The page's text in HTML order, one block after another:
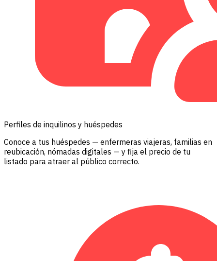
Perfiles de inquilinos y huéspedes
Conoce a tus huéspedes — enfermeras viajeras, familias en
reubicación, nómadas digitales — y fija el precio de tu
listado para atraer al público correcto.